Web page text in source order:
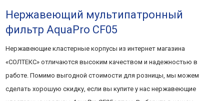
Нержавеющий мультипатронный
фильтр AquaPro CF05
Нержавеющие кластерные корпусы из интернет магазина
«СОЛТЕКС» отличаются высоким качеством и надежностью в
работе. Помимо выгодной стоимости для розницы, мы можем
сделать хорошую скидку, если вы купите у нас нержавеющие